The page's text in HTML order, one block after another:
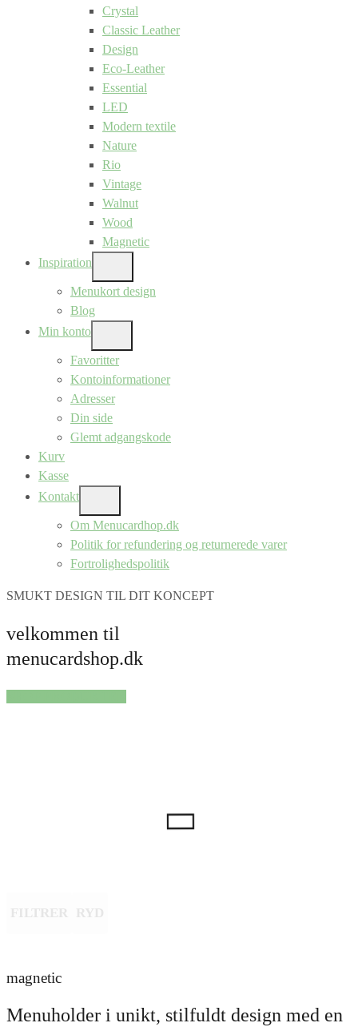
Crystal
Classic Leather
Design
Eco-Leather
Essential
LED
Modern textile
Nature
Rio
Vintage
Walnut
Wood
Magnetic
Inspiration
SUB
MENU
Menukort design
Blog
Min konto
SUB
MENU
Favoritter
Kontoinformationer
Adresser
Din side
Glemt adgangskode
Kurv
Kasse
Kontakt
SUB
MENU
Om Menucardhop.dk
Politik for refundering og returnerede varer
Fortrolighedspolitik
SMUKT DESIGN TIL DIT KONCEPT
velkommen til
menucardshop.dk
magnetic
Menuholder i unikt, stilfuldt design med en